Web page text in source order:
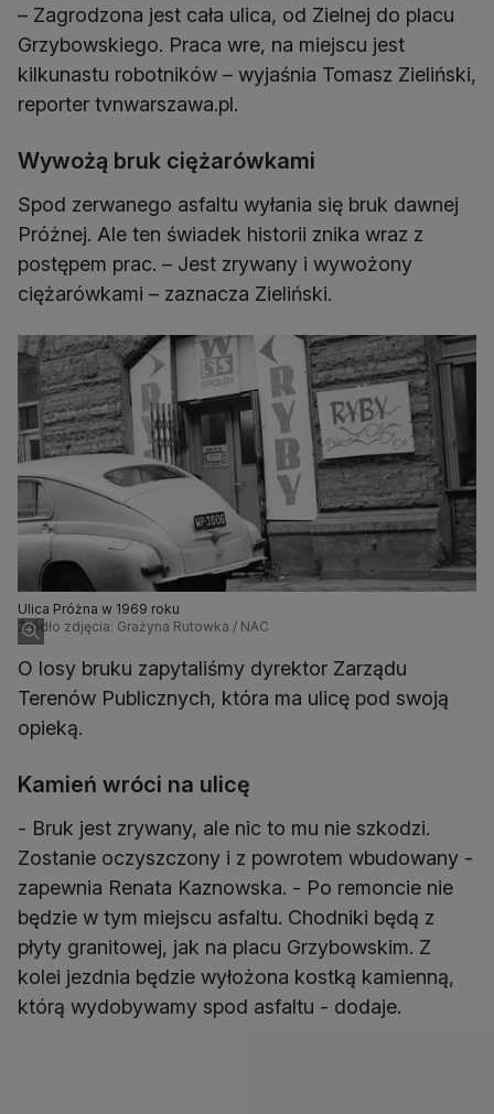
– Zagrodzona jest cała ulica, od Zielnej do placu
Grzybowskiego. Praca wre, na miejscu jest
kilkunastu robotników – wyjaśnia Tomasz Zieliński,
reporter tvnwarszawa.pl.
Wywożą bruk ciężarówkami
Spod zerwanego asfaltu wyłania się bruk dawnej
Próżnej. Ale ten świadek historii znika wraz z
postępem prac. – Jest zrywany i wywożony
ciężarówkami – zaznacza Zieliński.
Ulica Próżna w 1969 roku
Źródło zdjęcia: Grażyna Rutowka / NAC
O losy bruku zapytaliśmy dyrektor Zarządu
Terenów Publicznych, która ma ulicę pod swoją
opieką.
Kamień wróci na ulicę
- Bruk jest zrywany, ale nic to mu nie szkodzi.
Zostanie oczyszczony i z powrotem wbudowany -
zapewnia Renata Kaznowska. - Po remoncie nie
będzie w tym miejscu asfaltu. Chodniki będą z
płyty granitowej, jak na placu Grzybowskim. Z
kolei jezdnia będzie wyłożona kostką kamienną,
którą wydobywamy spod asfaltu - dodaje.